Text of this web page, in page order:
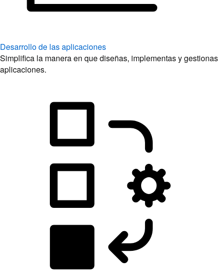
Desarrollo de las aplicaciones
Simplifica la manera en que diseñas, implementas y gestionas
aplicaciones.